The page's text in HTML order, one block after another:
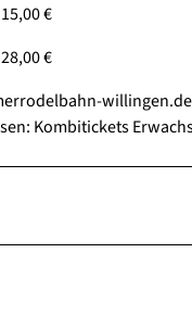
€
€
Kombitickets